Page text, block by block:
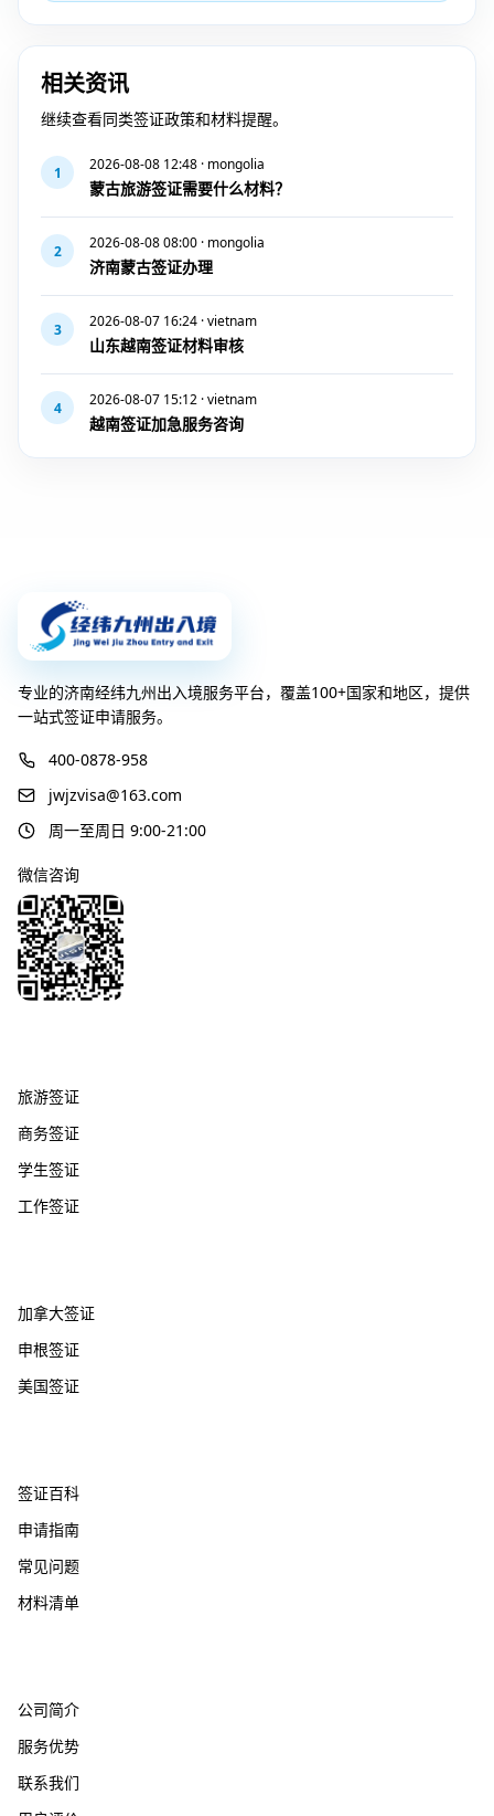
相关资讯
继续查看同类签证政策和材料提醒。
1 2026-08-08 12:48 · mongolia
蒙古旅游签证需要什么材料？
2 2026-08-08 08:00 · mongolia
济南蒙古签证办理
3 2026-08-07 16:24 · vietnam
山东越南签证材料审核
4 2026-08-07 15:12 · vietnam
越南签证加急服务咨询
专业的济南经纬九州出入境服务平台，覆盖100+国家和地区，提供
一站式签证申请服务。
400-0878-958
jwjzvisa@163.com
周一至周日 9:00-21:00
微信咨询
旅游签证
商务签证
学生签证
工作签证
加拿大签证
申根签证
美国签证
签证百科
申请指南
常见问题
材料清单
公司简介
服务优势
联系我们